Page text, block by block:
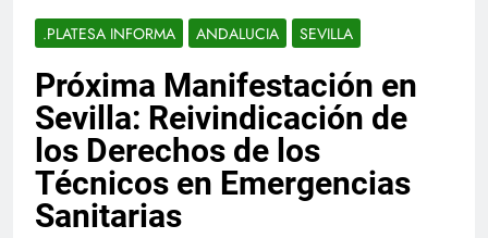
.PLATESA INFORMA ANDALUCIA SEVILLA
Próxima Manifestación en
Sevilla: Reivindicación de
los Derechos de los
Técnicos en Emergencias
Sanitarias